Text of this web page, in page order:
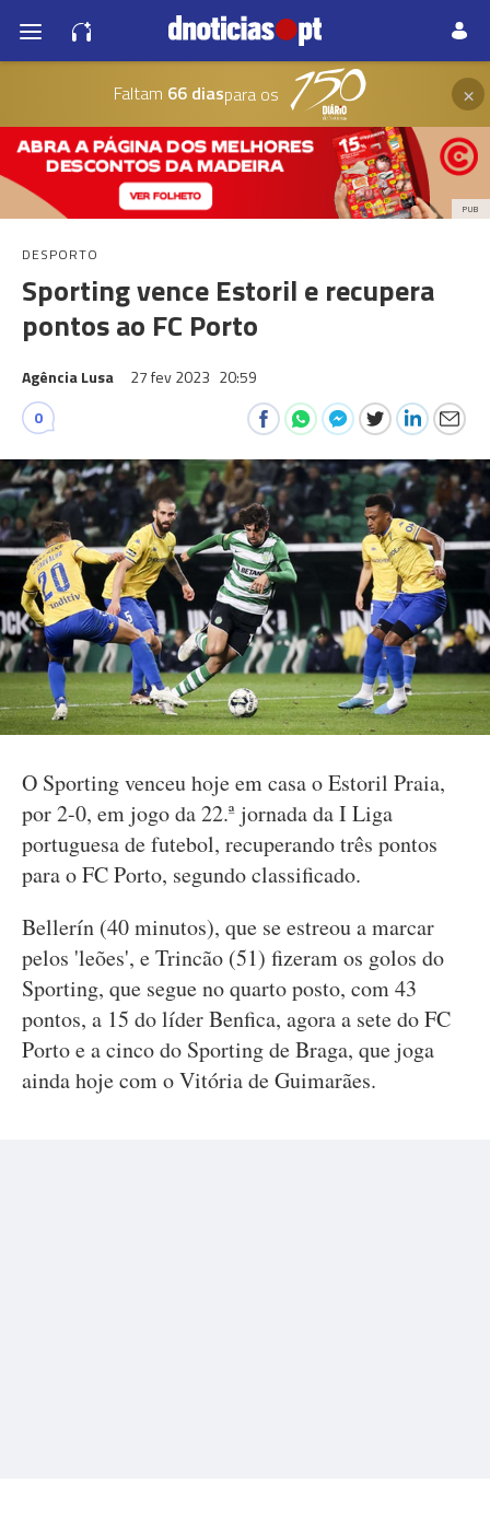
Faltam 66 diaspara os ×
PUB
DESPORTO
Sporting vence Estoril e recupera
pontos ao FC Porto
Agência Lusa 27 fev 2023 20:59
0
O Sporting venceu hoje em casa o Estoril Praia,
por 2-0, em jogo da 22.ª jornada da I Liga
portuguesa de futebol, recuperando três pontos
para o FC Porto, segundo classificado.
Bellerín (40 minutos), que se estreou a marcar
pelos 'leões', e Trincão (51) fizeram os golos do
Sporting, que segue no quarto posto, com 43
pontos, a 15 do líder Benfica, agora a sete do FC
Porto e a cinco do Sporting de Braga, que joga
ainda hoje com o Vitória de Guimarães.